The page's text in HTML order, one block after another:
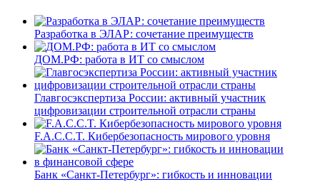
Разработка в ЭЛАР: сочетание преимуществ
ДОМ.РФ: работа в ИТ со смыслом
Главгосэкспертиза России: активный участник
цифровизации строительной отрасли страны
F.A.C.C.T. Кибербезопасность мирового уровня
Банк «Санкт-Петербург»: гибкость и инновации